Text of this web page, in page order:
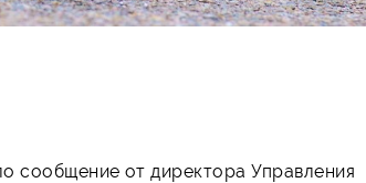
сообщение от директора Управления